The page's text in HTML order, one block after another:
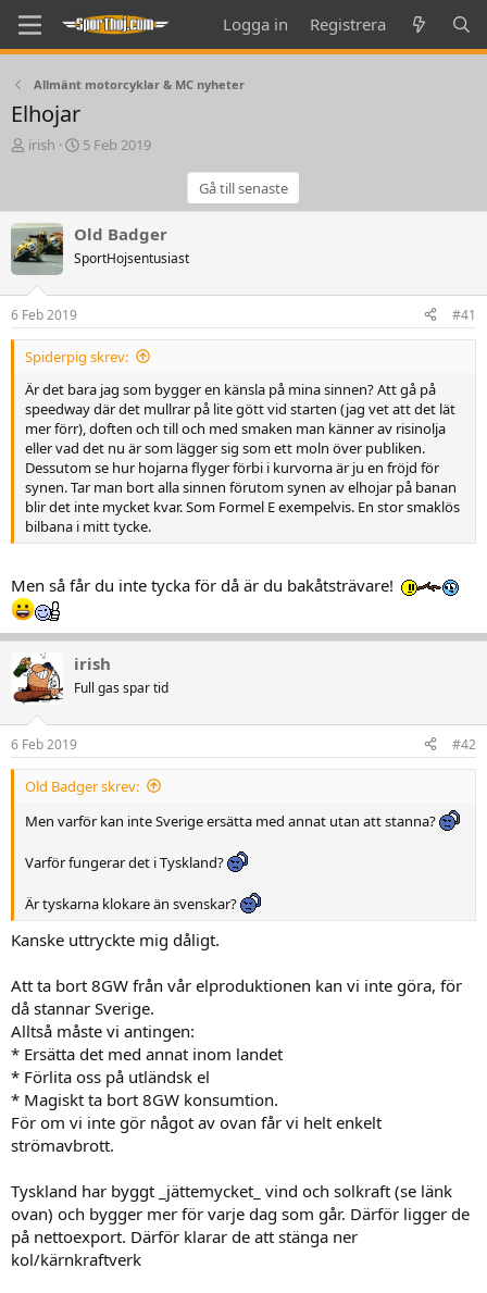
Logga in Registrera
Allmänt motorcyklar & MC nyheter
Elhojar
T
a
d
s
t
a
r
t
e
r
irish
S
d
a
e
5 Feb 2019
Gå till senaste
Old Badger
SportHojsentusiast
6 Feb 2019 #41
Spiderpig skrev:
Är det bara jag som bygger en känsla på mina sinnen? Att gå på
speedway där det mullrar på lite gött vid starten (jag vet att det lät
mer förr), doften och till och med smaken man känner av risinolja
eller vad det nu är som lägger sig som ett moln över publiken.
Dessutom se hur hojarna flyger förbi i kurvorna är ju en fröjd för
synen. Tar man bort alla sinnen förutom synen av elhojar på banan
blir det inte mycket kvar. Som Formel E exempelvis. En stor smaklös
bilbana i mitt tycke.
Men så får du inte tycka för då är du bakåtsträvare!
irish
Full gas spar tid
6 Feb 2019 #42
Old Badger skrev:
Men varför kan inte Sverige ersätta med annat utan att stanna?
Varför fungerar det i Tyskland?
Är tyskarna klokare än svenskar?
Kanske uttryckte mig dåligt.
Att ta bort 8GW från vår elproduktionen kan vi inte göra, för
då stannar Sverige.
Alltså måste vi antingen:
* Ersätta det med annat inom landet
* Förlita oss på utländsk el
* Magiskt ta bort 8GW konsumtion.
För om vi inte gör något av ovan får vi helt enkelt
strömavbrott.
Tyskland har byggt _jättemycket_ vind och solkraft (se länk
ovan) och bygger mer för varje dag som går. Därför ligger de
på nettoexport. Därför klarar de att stänga ner
kol/kärnkraftverk